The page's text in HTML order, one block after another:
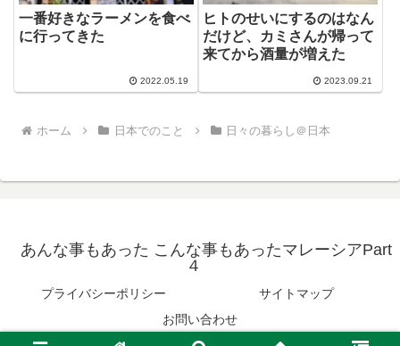
一番好きなラーメンを食べ
に行ってきた
2022.05.19
ヒトのせいにするのはなん
だけど、カミさんが帰って
来てから酒量が増えた
2023.09.21
ホーム 日本でのこと 日々の暮らし＠日本
あんな事もあった こんな事もあったマレーシアPart
４
プライバシーポリシー
サイトマップ
お問い合わせ